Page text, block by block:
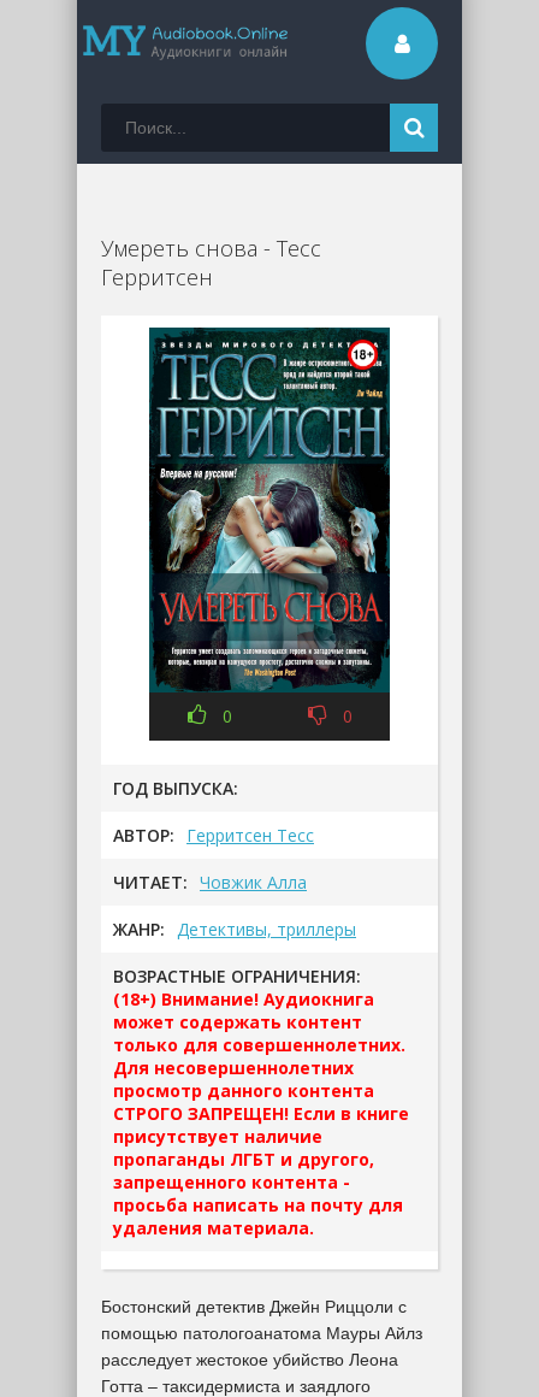
Умереть снова - Тесс
Герритсен
0 0
ГОД ВЫПУСКА:
АВТОР: Герритсен Тесс
ЧИТАЕТ: Човжик Алла
ЖАНР: Детективы, триллеры
ВОЗРАСТНЫЕ ОГРАНИЧЕНИЯ:
(18+) Внимание! Аудиокнига
может содержать контент
только для совершеннолетних.
Для несовершеннолетних
просмотр данного контента
СТРОГО ЗАПРЕЩЕН! Если в книге
присутствует наличие
пропаганды ЛГБТ и другого,
запрещенного контента -
просьба написать на почту для
удаления материала.
Бостонский детектив Джейн Риццоли с
помощью патологоанатома Мауры Айлз
расследует жестокое убийство Леона
Готта – таксидермиста и заядлого